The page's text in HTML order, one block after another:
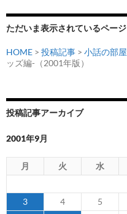
ョ
ン
ただいま表示されているページ
HOME > 投稿記事 > 小話の部屋
ッズ編-（2001年版）
投稿記事アーカイブ
2001年9月
月 火 水
3
4 5